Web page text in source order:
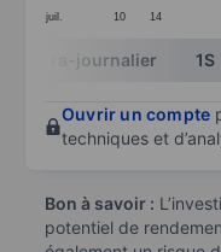
juil. 10 14
End of interactive
Intra-journalier 1S
Ouvrir un compte
techniques et
Bon à savoir :
potentiel de